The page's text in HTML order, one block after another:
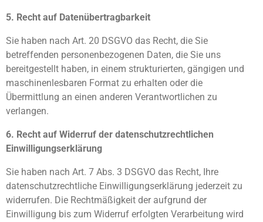
5. Recht auf Datenübertragbarkeit
Sie haben nach Art. 20 DSGVO das Recht, die Sie
betreffenden personenbezogenen Daten, die Sie uns
bereitgestellt haben, in einem strukturierten, gängigen und
maschinenlesbaren Format zu erhalten oder die
Übermittlung an einen anderen Verantwortlichen zu
verlangen.
6. Recht auf Widerruf der datenschutzrechtlichen
Einwilligungserklärung
Sie haben nach Art. 7 Abs. 3 DSGVO das Recht, Ihre
datenschutzrechtliche Einwilligungserklärung jederzeit zu
widerrufen. Die Rechtmäßigkeit der aufgrund der
Einwilligung bis zum Widerruf erfolgten Verarbeitung wird